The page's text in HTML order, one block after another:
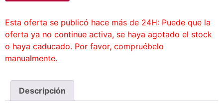
Esta oferta se publicó hace más de 24H: Puede que la
oferta ya no continue activa, se haya agotado el stock
o haya caducado. Por favor, compruébelo
manualmente.
Descripción